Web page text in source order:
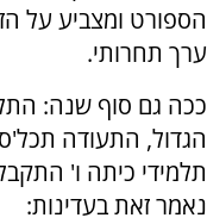
הספורט ומצביע על
ערך תחרותי.
ככה גם סוף שנה:
הגדול, התעודה
תלמידי כיתה ו'
נאמר זאת בעדינות: